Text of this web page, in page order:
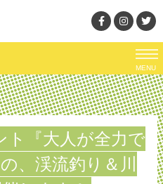
MENU
ト『大人が全力で
、渓流釣り＆川